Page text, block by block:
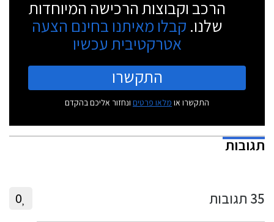
הרכב וקבוצות הרכישה המיוחדות
שלנו. קבלו מאיתנו בחינם הצעה
אטרקטיבית עכשיו
התקשרו
התקשרו או מלאו פרטים ונחזור אליכם בהקדם
תגובות
35 תגובות 0